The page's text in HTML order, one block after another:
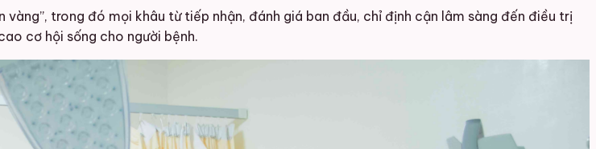
trong đó mọi khâu từ tiếp nhận, đánh giá ban đầu, chỉ định cận lâm sàng đến điều trị
cơ hội sống cho người bệnh.